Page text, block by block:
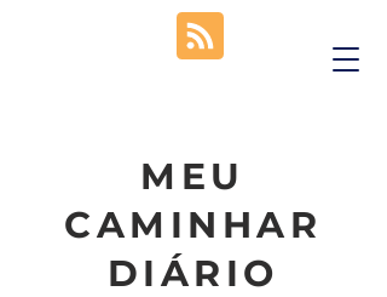
MEU
CAMINHAR
DIÁRIO